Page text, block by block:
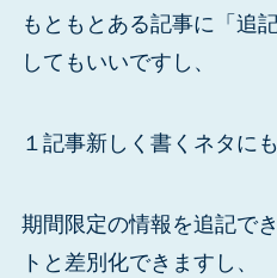
もともとある記事に「追
してもいいですし、
１記事新しく書くネタに
期間限定の情報を追記で
トと差別化できますし、